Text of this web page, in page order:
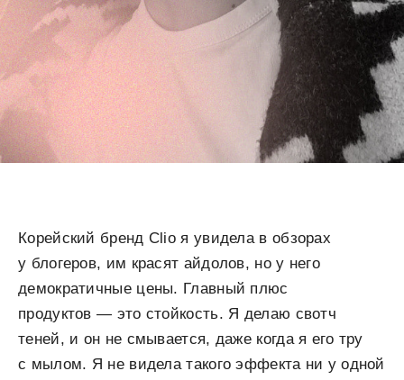
Корейский бренд Clio я увидела в обзорах
у блогеров, им красят айдолов, но у него
демократичные цены. Главный плюс
продуктов — это стойкость. Я делаю свотч
теней, и он не смывается, даже когда я его тру
с мылом. Я не видела такого эффекта ни у одной